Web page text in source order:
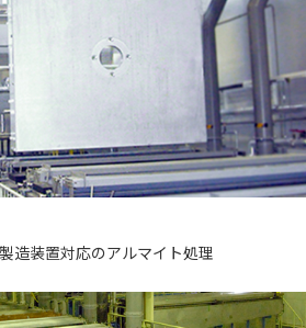
造装置対応のアルマイト処理